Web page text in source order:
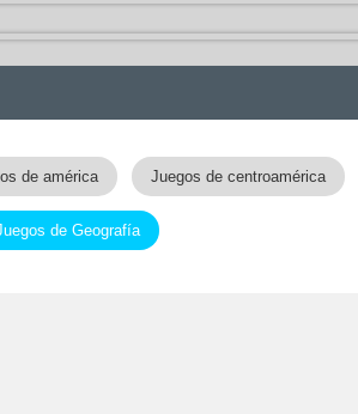
de américa Juegos de centroamérica
de Geografía